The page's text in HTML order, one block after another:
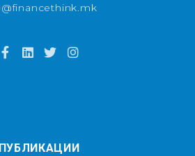
ПУБЛИКАЦИИ